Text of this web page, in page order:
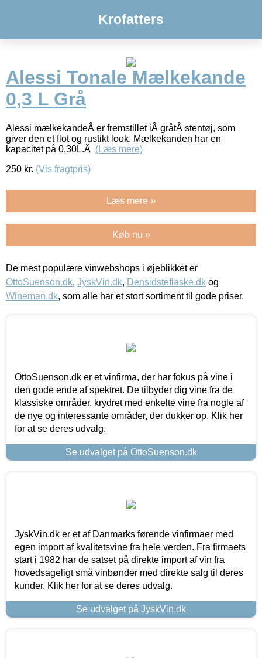
Krofatters
Alessi Tonale Mælkekande
0,3 L Grå
Alessi mælkekandeÂ er fremstillet iÂ gråtÂ stentøj, som
giver den et flot og rustikt look. Mælkekanden har en
kapacitet på 0,30L.Â (Læs mere)
250 kr. (Vis fragtpris)
Læs mere »
Køb nu »
De mest populære vinwebshops i øjeblikket er
OttoSuenson.dk, JyskVin.dk, Densidsteflaske.dk og
Wineman.dk, som alle har et stort sortiment til gode priser.
OttoSuenson.dk er et vinfirma, der har fokus på vine i
den gode ende af spektret. De tilbyder dig vine fra de
klassiske områder, krydret med enkelte vine fra nogle af
de nye og interessante områder, der dukker op. Klik her
for at se deres udvalg.
Se udvalget på OttoSuenson.dk
JyskVin.dk er et af Danmarks førende vinfirmaer med
egen import af kvalitetsvine fra hele verden. Fra firmaets
start i 1982 har de satset på direkte import af vin fra
hovedsageligt små vinbønder med direkte salg til deres
kunder. Klik her for at se deres udvalg.
Se udvalget på JyskVin.dk